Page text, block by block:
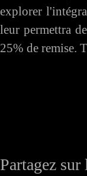
explorer
leur permettra
25% de remise.
Partagez sur